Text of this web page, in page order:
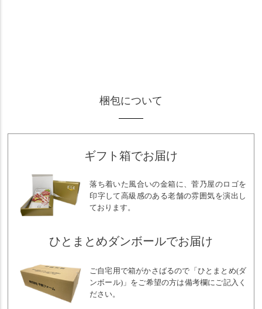
梱包について
ギフト箱でお届け
落ち着いた風合いの金箱に、菅乃屋のロゴを
印字して高級感のある老舗の雰囲気を演出し
ております。
ひとまとめダンボールでお届け
ご自宅用で箱がかさばるので「ひとまとめ(ダ
ンボール)」をご希望の方は備考欄にご記入く
ださい。